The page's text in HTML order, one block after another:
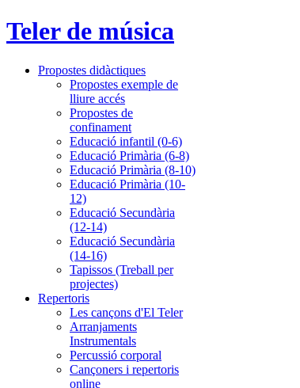
Teler de música
Propostes didàctiques
Propostes exemple de
lliure accés
Propostes de
confinament
Educació infantil (0-6)
Educació Primària (6-8)
Educació Primària (8-10)
Educació Primària (10-
12)
Educació Secundària
(12-14)
Educació Secundària
(14-16)
Tapissos (Treball per
projectes)
Repertoris
Les cançons d'El Teler
Arranjaments
Instrumentals
Percussió corporal
Cançoners i repertoris
online